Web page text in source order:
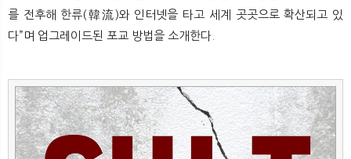
를 전후해 한류(韓流)와 인터넷을 타고 세계 곳곳으로 확산되고 있
다”며 업그레이드된 포교 방법을 소개한다.